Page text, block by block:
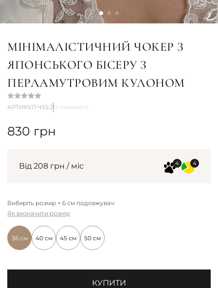
МІНІМАЛІСТИЧНИЙ ЧОКЕР З
ЯПОНСЬКОГО БІСЕРУ З
ПЕРЛАМУТРОВИМ КУЛОНОМ
АРТИКУЛ Ч55.2 В наявності
830 грн
Від 208 грн / міс
Виберіть розмір + 6 см подовжувач:
36 см 40 см 45 см 50 см
Як визначити розмір
КУПИТИ